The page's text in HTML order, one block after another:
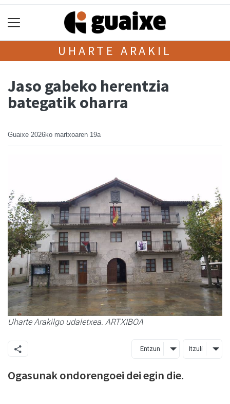
UHARTE ARAKIL
Jaso gabeko herentzia
bategatik oharra
Guaixe 2026ko martxoaren 19a
Uharte Arakilgo udaletxea. ARTXIBOA
Entzun Itzuli
Ogasunak ondorengoei dei egin die.